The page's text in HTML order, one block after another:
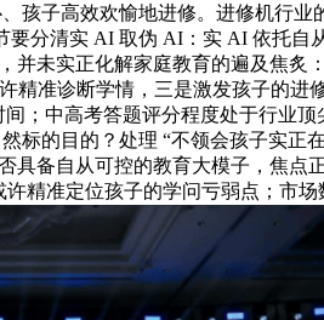
孩子高效欢愉地进修。进修机行
分清实 AI 取伪 AI：实 AI 依托自
未实正化解家庭教育的遍及焦炙
精准诊断学情，三是激发孩子的
；中高考答题评分程度处于行业
的目的？处理 “不领会孩子实正
具备自从可控的教育大模子，焦
精准定位孩子的学问亏弱点；市